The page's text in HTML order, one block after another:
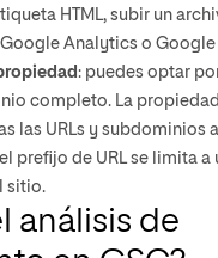
HTML, subir un
Analytics o Google
: puedes optar
completo. La
las URLs y subdominios
prefijo de URL se limita a
sitio.
análisis de